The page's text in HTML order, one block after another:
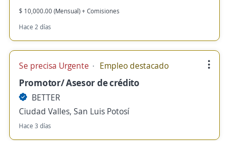
$ 10,000.00 (Mensual) + Comisiones
Hace 2 días
Se precisa Urgente Empleo destacado
Promotor/ Asesor de crédito
BETTER
Ciudad Valles, San Luis Potosí
Hace 3 días